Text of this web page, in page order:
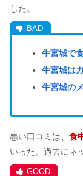
した。
牛宮城で
牛宮城は
牛宮城の
悪い口コミは、 食
いった、過去にネ